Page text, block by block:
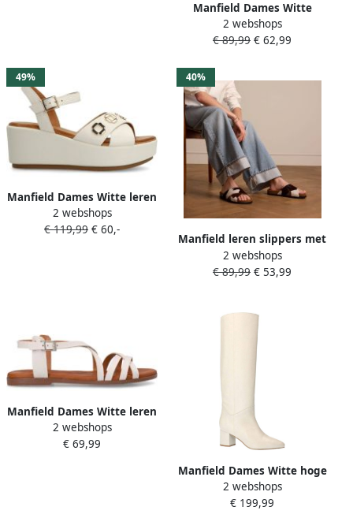
Manfield Dames Witte
suède hak slippers
2 webshops
€ 89,99 € 62,99
49%
Manfield Dames Witte leren
sleehakken
2 webshops
€ 119,99 € 60,-
40%
Manfield leren slippers met
koeienprint wit bruin
2 webshops
€ 89,99 € 53,99
Manfield Dames Witte leren
sandalen
2 webshops
€ 69,99
Manfield Dames Witte hoge
leren laarzen met hak
2 webshops
€ 199,99